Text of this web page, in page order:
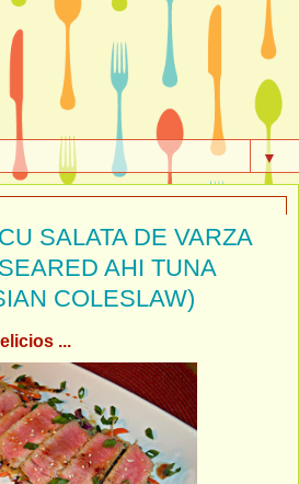
▼
SALATA DE VARZA
AHI TUNA
COLESLAW)
...